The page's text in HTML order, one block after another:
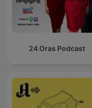
24 Oras Podcast